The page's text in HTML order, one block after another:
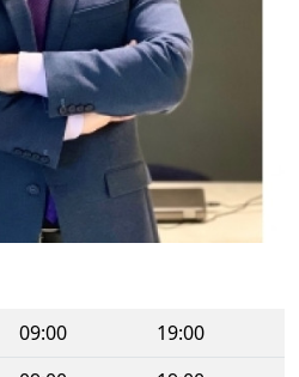
09:00
19:00